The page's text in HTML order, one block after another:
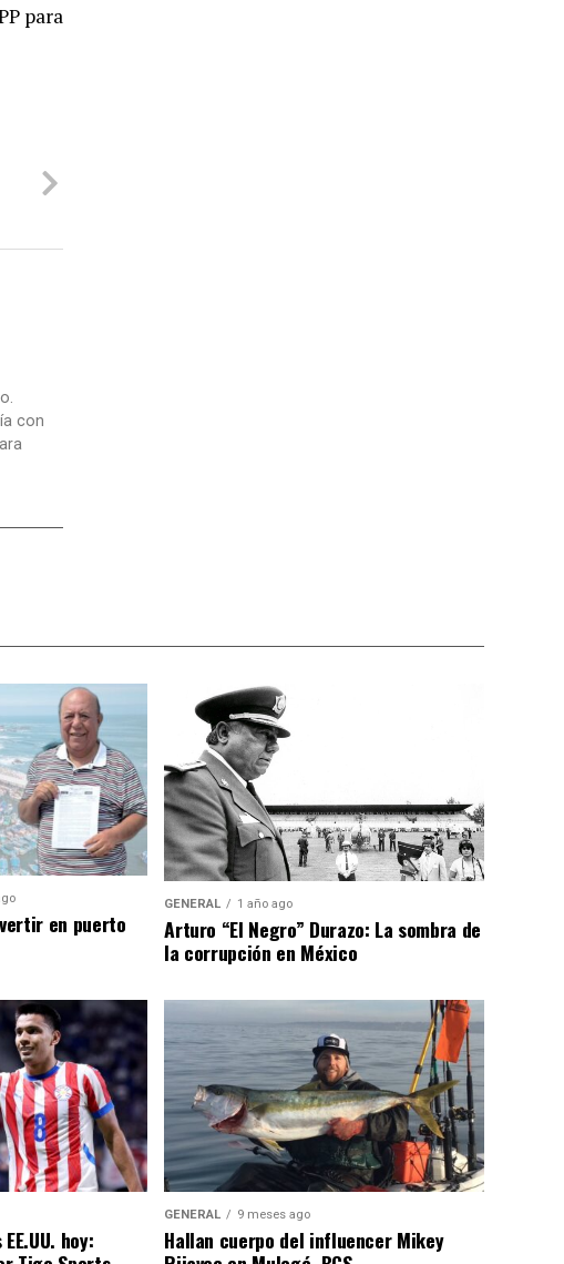
para
con
en puerto
GENERAL 1 año ago
Arturo “El Negro” Durazo: La sombra de
la corrupción en México
hoy:
GENERAL 9 meses ago
Hallan cuerpo del influencer Mikey